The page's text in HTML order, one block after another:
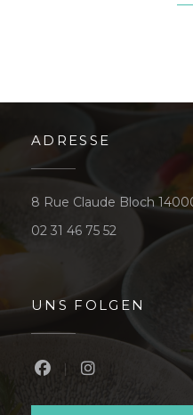
ADRESSE
8 Rue Claude Bloch
02 31 46 75 52
UNS FOLGEN
Facebook ((öffnet
Instagram
Salles de